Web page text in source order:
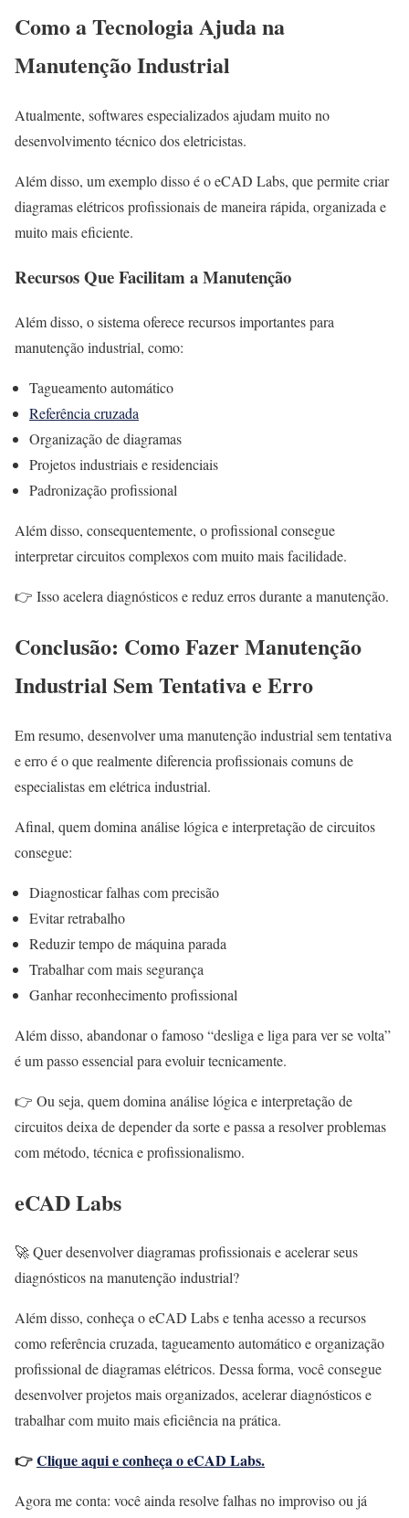
Como a Tecnologia Ajuda na
Manutenção Industrial
Atualmente, softwares especializados ajudam muito no
desenvolvimento técnico dos eletricistas.
Além disso, um exemplo disso é o eCAD Labs, que permite criar
diagramas elétricos profissionais de maneira rápida, organizada e
muito mais eficiente.
Recursos Que Facilitam a Manutenção
Além disso, o sistema oferece recursos importantes para
manutenção industrial, como:
Tagueamento automático
Referência cruzada
Organização de diagramas
Projetos industriais e residenciais
Padronização profissional
Além disso, consequentemente, o profissional consegue
interpretar circuitos complexos com muito mais facilidade.
👉 Isso acelera diagnósticos e reduz erros durante a manutenção.
Conclusão: Como Fazer Manutenção
Industrial Sem Tentativa e Erro
Em resumo, desenvolver uma manutenção industrial sem tentativa
e erro é o que realmente diferencia profissionais comuns de
especialistas em elétrica industrial.
Afinal, quem domina análise lógica e interpretação de circuitos
consegue:
Diagnosticar falhas com precisão
Evitar retrabalho
Reduzir tempo de máquina parada
Trabalhar com mais segurança
Ganhar reconhecimento profissional
Além disso, abandonar o famoso “desliga e liga para ver se volta”
é um passo essencial para evoluir tecnicamente.
👉 Ou seja, quem domina análise lógica e interpretação de
circuitos deixa de depender da sorte e passa a resolver problemas
com método, técnica e profissionalismo.
eCAD Labs
🚀 Quer desenvolver diagramas profissionais e acelerar seus
diagnósticos na manutenção industrial?
Além disso, conheça o eCAD Labs e tenha acesso a recursos
como referência cruzada, tagueamento automático e organização
profissional de diagramas elétricos. Dessa forma, você consegue
desenvolver projetos mais organizados, acelerar diagnósticos e
trabalhar com muito mais eficiência na prática.
👉Clique aqui e conheça o eCAD Labs.
Agora me conta: você ainda resolve falhas no improviso ou já